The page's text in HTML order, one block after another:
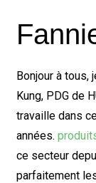
Bonjour à tous,
Kung, PDG de
travaille dans
années.
ce secteur
parfaitement